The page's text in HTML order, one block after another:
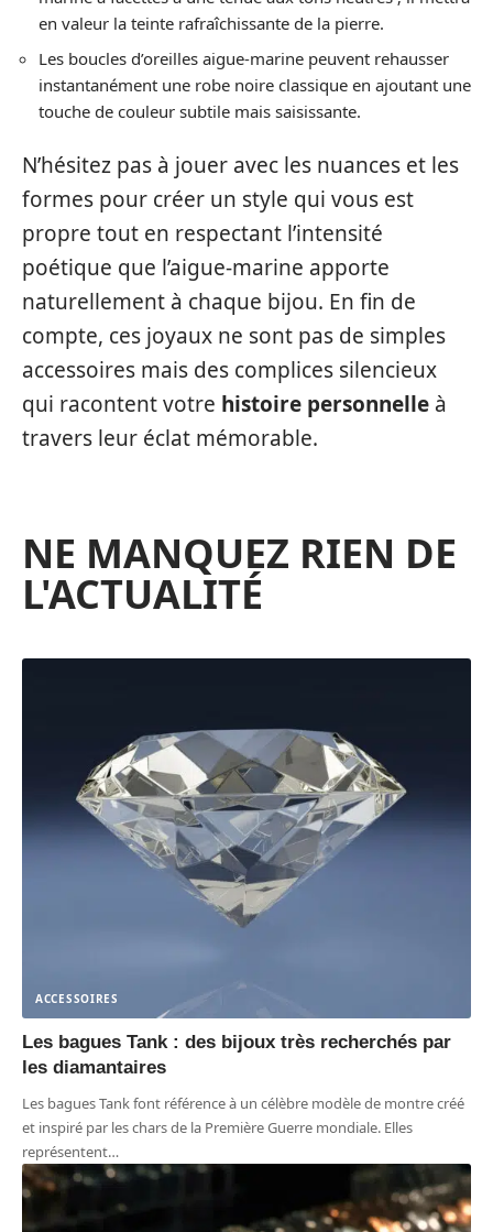
en valeur la teinte rafraîchissante de la pierre.
Les boucles d’oreilles aigue-marine peuvent rehausser
instantanément une robe noire classique en ajoutant une
touche de couleur subtile mais saisissante.
N’hésitez pas à jouer avec les nuances et les
formes pour créer un style qui vous est
propre tout en respectant l’intensité
poétique que l’aigue-marine apporte
naturellement à chaque bijou. En fin de
compte, ces joyaux ne sont pas de simples
accessoires mais des complices silencieux
qui racontent votre histoire personnelle à
travers leur éclat mémorable.
NE MANQUEZ RIEN DE
L'ACTUALITÉ
ACCESSOIRES
Les bagues Tank : des bijoux très recherchés par
les diamantaires
Les bagues Tank font référence à un célèbre modèle de montre créé
et inspiré par les chars de la Première Guerre mondiale. Elles
représentent…